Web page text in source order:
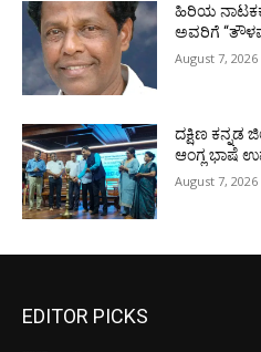
ಹಿರಿಯ
ಅವರಿಗೆ “ತೌಳವ
August 7, 2026
ದಕ್ಷಿಣ ಕನ್ನಡ
ಆಂಗ್ಲ ಭಾಷೆ
August 7, 2026
EDITOR PICKS